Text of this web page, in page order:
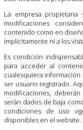
La empresa
modificaciones
contenido como en
implicitamente ni a los
Es condición
para acceder al
cualesquiera
ser usuario registrado.
modificaciones,
serán dados de baja
condiciones de uso
disponibles en el website.